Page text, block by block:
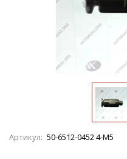
Артикул: 50-6512-0452 4-М5